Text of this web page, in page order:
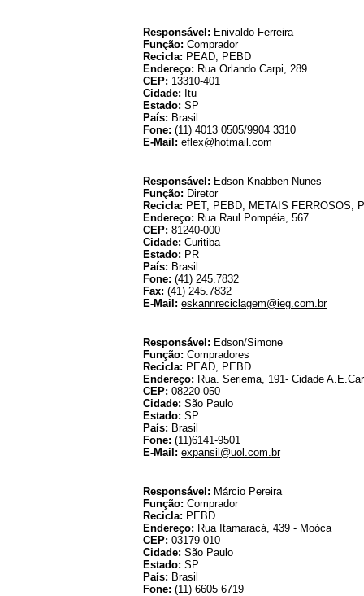
Responsável: Enivaldo Ferreira
Função: Comprador
Recicla: PEAD, PEBD
Endereço: Rua Orlando Carpi, 289
CEP: 13310-401
Cidade: Itu
Estado: SP
País: Brasil
Fone: (11) 4013 0505/9904 3310
E-Mail: eflex@hotmail.com
Responsável: Edson Knabben Nunes
Função: Diretor
Recicla: PET, PEBD, METAIS FERROSOS,
Endereço: Rua Raul Pompéia, 567
CEP: 81240-000
Cidade: Curitiba
Estado: PR
País: Brasil
Fone: (41) 245.7832
Fax: (41) 245.7832
E-Mail: eskannreciclagem@ieg.com.br
Responsável: Edson/Simone
Função: Compradores
Recicla: PEAD, PEBD
Endereço: Rua. Seriema, 191- Cidade
CEP: 08220-050
Cidade: São Paulo
Estado: SP
País: Brasil
Fone: (11)6141-9501
E-Mail: expansil@uol.com.br
Responsável: Márcio Pereira
Função: Comprador
Recicla: PEBD
Endereço: Rua Itamaracá, 439 - Moóca
CEP: 03179-010
Cidade: São Paulo
Estado: SP
País: Brasil
Fone: (11) 6605 6719